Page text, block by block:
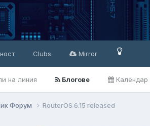
на линия Блогове Календар
Clubs Mirror
Форум RouterOS 6.15 released